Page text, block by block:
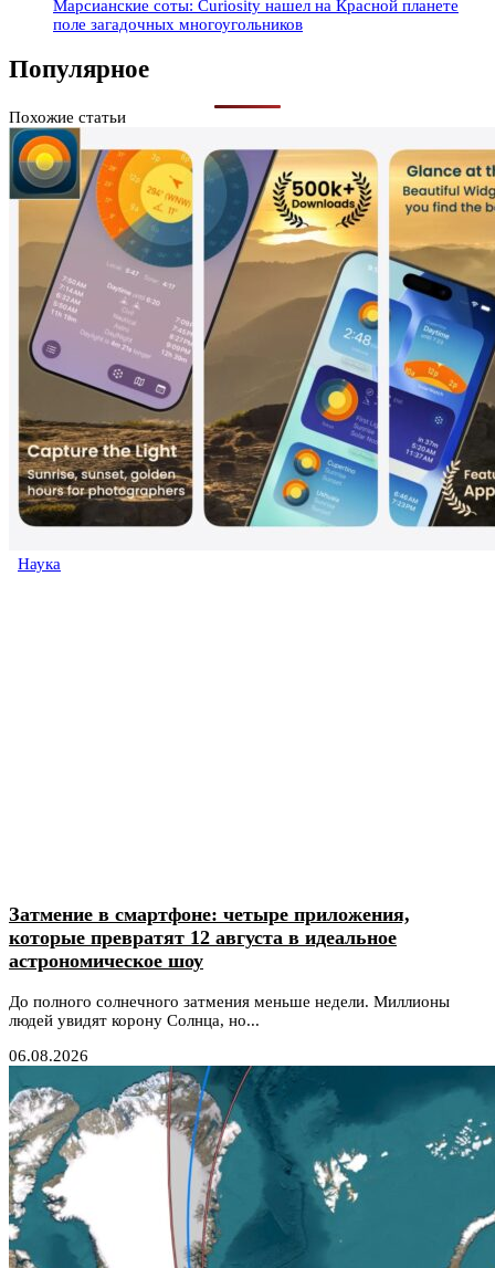
Марсианские соты: Curiosity нашел на Красной планете
поле загадочных многоугольников
Популярное
Похожие статьи
Наука
Затмение в смартфоне: четыре приложения,
которые превратят 12 августа в идеальное
астрономическое шоу
До полного солнечного затмения меньше недели. Миллионы
людей увидят корону Солнца, но...
06.08.2026